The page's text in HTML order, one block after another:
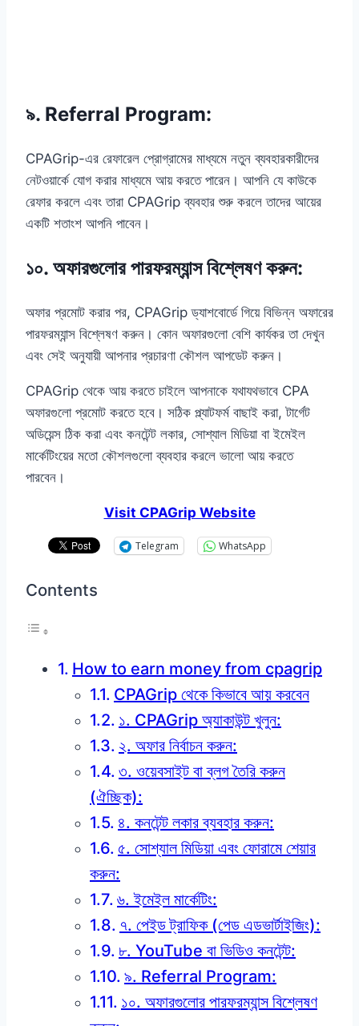
৯. Referral Program:
CPAGrip-এর রেফারেল প্রোগ্রামের মাধ্যমে নতুন ব্যবহারকারীদের
নেটওয়ার্কে যোগ করার মাধ্যমে আয় করতে পারেন। আপনি যে কাউকে
রেফার করলে এবং তারা CPAGrip ব্যবহার শুরু করলে তাদের আয়ের
একটি শতাংশ আপনি পাবেন।
১০. অফারগুলোর পারফরম্যান্স বিশ্লেষণ করুন:
অফার প্রমোট করার পর, CPAGrip ড্যাশবোর্ডে গিয়ে বিভিন্ন অফারের
পারফরম্যান্স বিশ্লেষণ করুন। কোন অফারগুলো বেশি কার্যকর তা দেখুন
এবং সেই অনুযায়ী আপনার প্রচারণা কৌশল আপডেট করুন।
CPAGrip থেকে আয় করতে চাইলে আপনাকে যথাযথভাবে CPA
অফারগুলো প্রমোট করতে হবে। সঠিক প্ল্যাটফর্ম বাছাই করা, টার্গেট
অডিয়েন্স ঠিক করা এবং কনটেন্ট লকার, সোশ্যাল মিডিয়া বা ইমেইল
মার্কেটিংয়ের মতো কৌশলগুলো ব্যবহার করলে ভালো আয় করতে
পারবেন।
Visit CPAGrip Website
Telegram WhatsApp
Contents
How to earn money from cpagrip
CPAGrip থেকে কিভাবে আয় করবেন
১. CPAGrip অ্যাকাউন্ট খুলুন:
২. অফার নির্বাচন করুন:
৩. ওয়েবসাইট বা ব্লগ তৈরি করুন
(ঐচ্ছিক):
৪. কনটেন্ট লকার ব্যবহার করুন:
৫. সোশ্যাল মিডিয়া এবং ফোরামে শেয়ার
করুন:
৬. ইমেইল মার্কেটিং:
৭. পেইড ট্রাফিক (পেড এডভার্টাইজিং):
৮. YouTube বা ভিডিও কনটেন্ট:
৯. Referral Program:
১০. অফারগুলোর পারফরম্যান্স বিশ্লেষণ